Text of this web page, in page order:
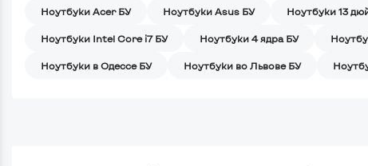
Ноутбуки Acer БУ Ноутбуки Asus БУ Ноутбуки 13
Ноутбуки Intel Core i7 БУ Ноутбуки 4 ядра БУ
Ноутбуки в Одессе БУ Ноутбуки во Львове БУ